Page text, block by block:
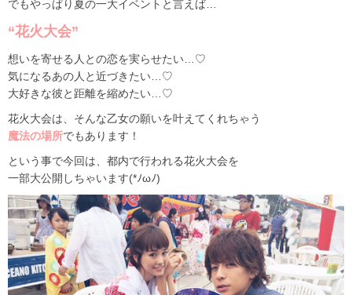
でもやっぱり夏の一大イベントと言えば…
“花火大会”
想いを寄せる人との恋を実らせたい…♡
気になるあの人と近づきたい…♡
大好きな彼と距離を縮めたい…♡
花火大会は、そんな乙女の願いを叶えてくれちゃう
魔法の場所でもあります！
という事で今回は、都内で行われる花火大会を
一部大公開しちゃいます(*ﾉωﾉ)